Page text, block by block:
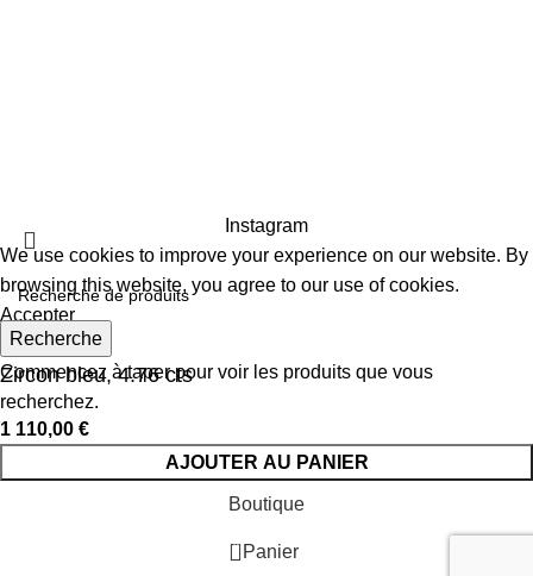
Recherche
Commencez à taper pour voir les produits que vous
recherchez.
Instagram
We use cookies to improve your experience on our website. By
browsing this website, you agree to our use of cookies.
Accepter
Zircon bleu, 4.76 cts
1 110,00 €
AJOUTER AU PANIER
Boutique
0 Panier